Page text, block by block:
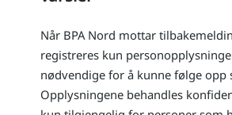
Når BPA Nord mottar
registreres kun
nødvendige for å kunne følge opp
Opplysningene behandles